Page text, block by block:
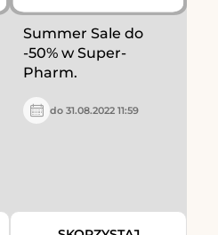
Summer Sale do
-50% w Super-
Pharm.
do 31.08.2022 11:59